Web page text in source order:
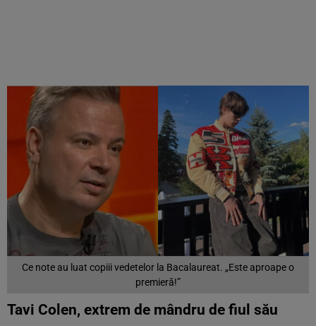
Ce note au luat copiii vedetelor la Bacalaureat. „Este aproape o
premieră!”
Tavi Colen, extrem de mândru de fiul său